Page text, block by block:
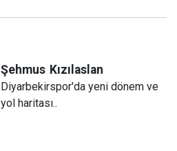
Şehmus Kızılaslan
Diyarbekirspor'da yeni dönem ve
yol haritası..